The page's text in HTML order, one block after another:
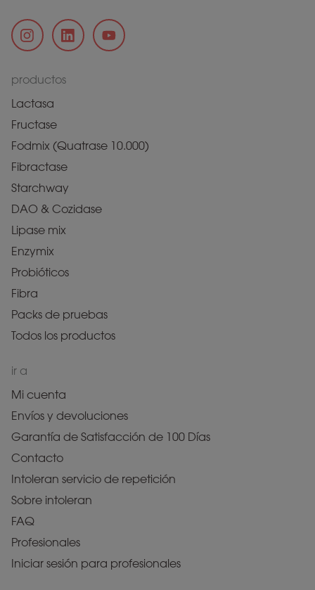
productos
Lactasa
Fructase
Fodmix (Quatrase 10.000)
Fibractase
Starchway
DAO & Cozidase
Lipase mix
Enzymix
Probióticos
Fibra
Packs de pruebas
Todos los productos
ir a
Mi cuenta
Envíos y devoluciones
Garantía de Satisfacción de 100 Días
Contacto
Intoleran servicio de repetición
Sobre intoleran
FAQ
Profesionales
Iniciar sesión para profesionales